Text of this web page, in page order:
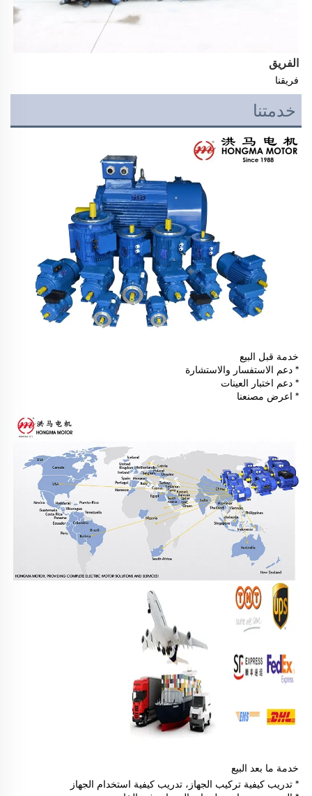
الفريق
فريقنا
خدمتنا
خدمة قبل البيع
* دعم الاستفسار والاستشارة
* دعم اختبار العينات
* اعرض مصنعنا
خدمة ما بعد البيع
* تدريب كيفية تركيب الجهاز، تدريب كيفية استخدام الجهاز